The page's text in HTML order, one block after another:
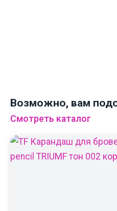
Возможно, вам
Смотреть каталог